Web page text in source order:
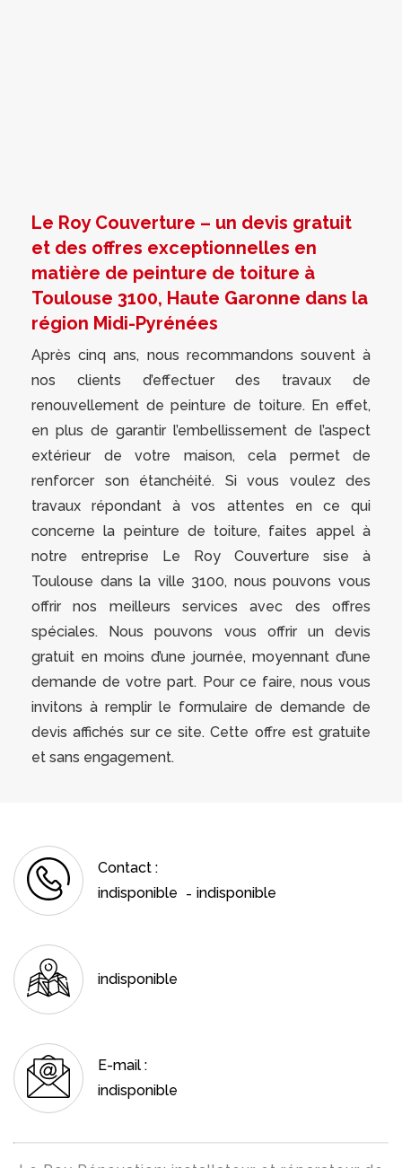
Le Roy Couverture – un devis gratuit
et des offres exceptionnelles en
matière de peinture de toiture à
Toulouse 3100, Haute Garonne dans la
région Midi-Pyrénées
Après cinq ans, nous recommandons souvent à
nos clients d’effectuer des travaux de
renouvellement de peinture de toiture. En effet,
en plus de garantir l’embellissement de l’aspect
extérieur de votre maison, cela permet de
renforcer son étanchéité. Si vous voulez des
travaux répondant à vos attentes en ce qui
concerne la peinture de toiture, faites appel à
notre entreprise Le Roy Couverture sise à
Toulouse dans la ville 3100, nous pouvons vous
offrir nos meilleurs services avec des offres
spéciales. Nous pouvons vous offrir un devis
gratuit en moins d’une journée, moyennant d’une
demande de votre part. Pour ce faire, nous vous
invitons à remplir le formulaire de demande de
devis affichés sur ce site. Cette offre est gratuite
et sans engagement.
Contact :
indisponible - indisponible
indisponible
E-mail :
indisponible